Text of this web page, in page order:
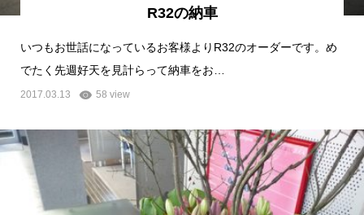
R32の納車
いつもお世話になっているお客様よりR32のオーダーです。め
でたく先週好天を見計らって納車をお…
2017.03.13 58 view